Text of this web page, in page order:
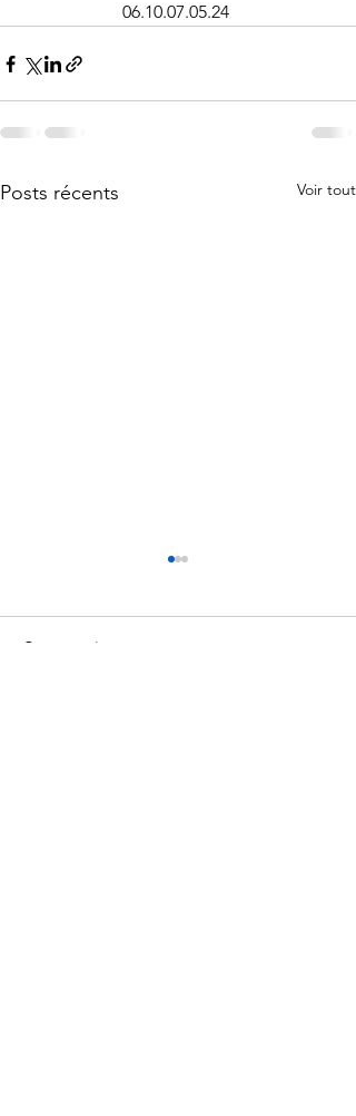
06.10.07.05.24
Posts récents Voir tout
Commentaires